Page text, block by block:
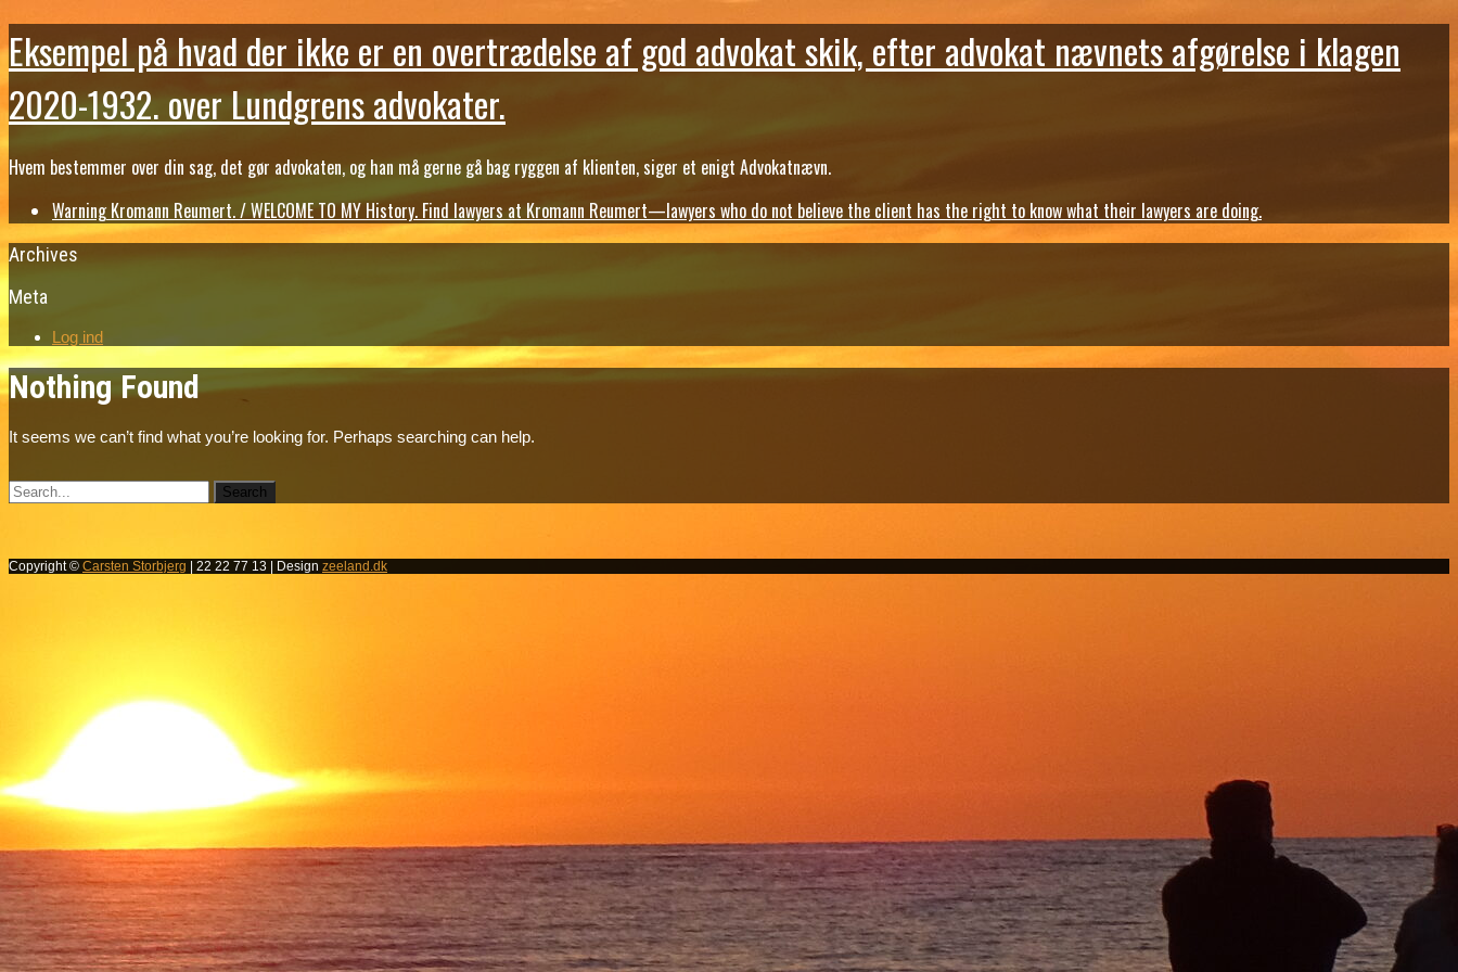
Eksempel på hvad der ikke er en overtrædelse af god advokat skik, efter advokat nævnets afgørelse i klagen
2020-1932. over Lundgrens advokater.
Hvem bestemmer over din sag, det gør advokaten, og han må gerne gå bag ryggen af klienten, siger et enigt Advokatnævn.
Warning Kromann Reumert. / WELCOME TO MY History. Find lawyers at Kromann Reumert—lawyers who do not believe the client has the right to know what their lawyers are doing.
Archives
Meta
Log ind
Nothing Found
It seems we can’t find what you’re looking for. Perhaps searching can help.
Copyright © Carsten Storbjerg | 22 22 77 13 | Design zeeland.dk